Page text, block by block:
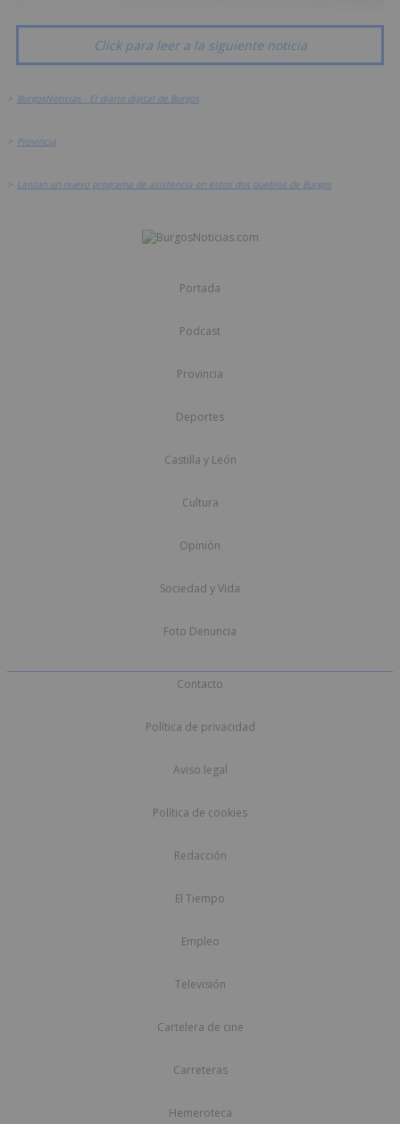
Click para leer a la siguiente noticia
> BurgosNoticias - El diario digital de Burgos
> Provincia
> Lanzan un nuevo programa de asistencia en estos dos pueblos de Burgos
Portada
Podcast
Provincia
Deportes
Castilla y León
Cultura
Opinión
Sociedad y Vida
Foto Denuncia
Contacto
Política de privacidad
Aviso legal
Política de cookies
Redacción
El Tiempo
Empleo
Televisión
Cartelera de cine
Carreteras
Hemeroteca